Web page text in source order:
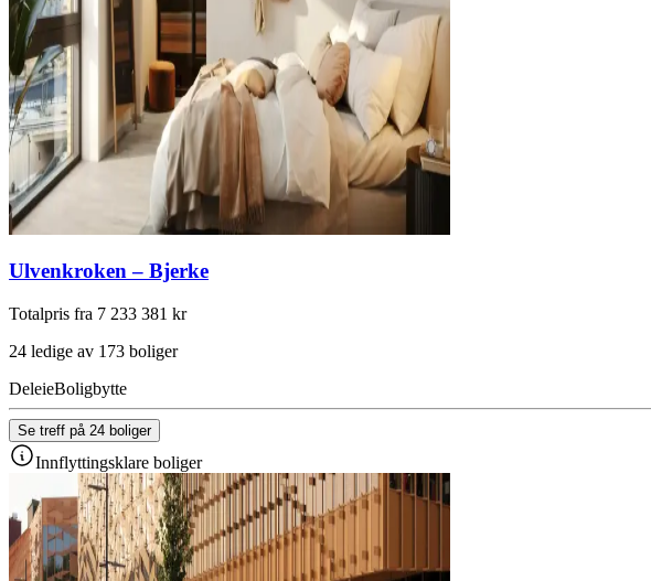
Ulvenkroken – Bjerke
Totalpris fra 7 233 381 kr
24 ledige av 173 boliger
DeleieBoligbytte
Se treff på 24 boliger
Innflyttingsklare boliger